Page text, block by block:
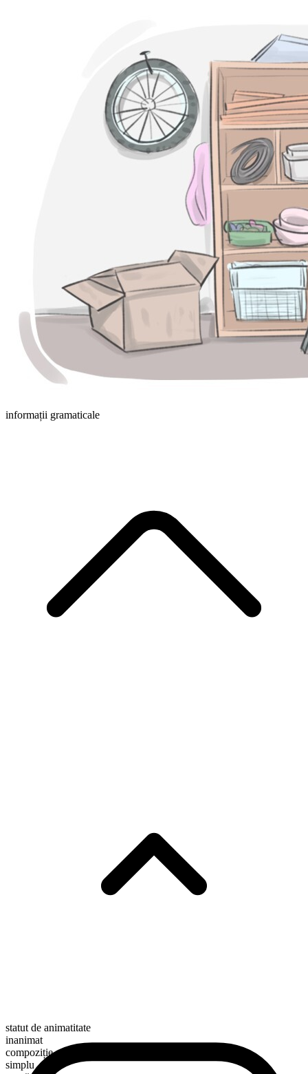
informații gramaticale
statut de animatitate
inanimat
compoziție morfologică
simplu